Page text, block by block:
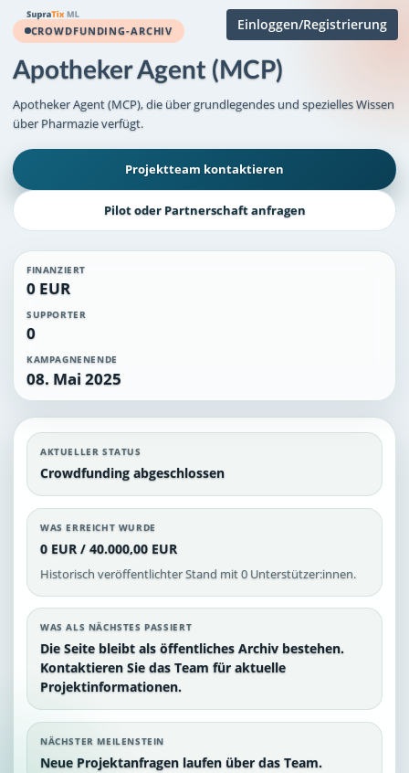
Einloggen/Registrierung
CROWDFUNDING-ARCHIV
Apotheker Agent (MCP)
Apotheker Agent (MCP), die über grundlegendes und spezielles Wissen
über Pharmazie verfügt.
Projektteam kontaktieren
Pilot oder Partnerschaft anfragen
FINANZIERT
0 EUR
SUPPORTER
0
KAMPAGNENENDE
08. Mai 2025
AKTUELLER STATUS
Crowdfunding abgeschlossen
WAS ERREICHT WURDE
0 EUR / 40.000,00 EUR
Historisch veröffentlichter Stand mit 0 Unterstützer:innen.
WAS ALS NÄCHSTES PASSIERT
Die Seite bleibt als öffentliches Archiv bestehen.
Kontaktieren Sie das Team für aktuelle
Projektinformationen.
NÄCHSTER MEILENSTEIN
Neue Projektanfragen laufen über das Team.